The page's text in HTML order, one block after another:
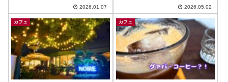
ーカリー アゼリア川崎店
2026.01.07
Mini Stop
2026.05.02
カフェ カフェ